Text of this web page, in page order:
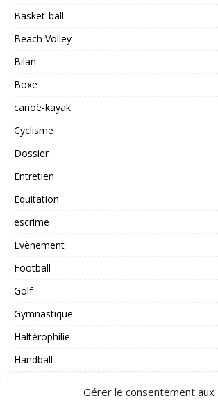
Gérer le consentement aux
Basket-ball
Beach Volley
Bilan
Boxe
canoë-kayak
Cyclisme
Dossier
Entretien
Equitation
escrime
Evènement
Football
Golf
Gymnastique
Haltérophilie
Handball